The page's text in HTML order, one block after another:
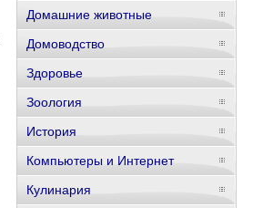
Домашние животные
Домоводство
Здоровье
Зоология
История
Компьютеры и Интернет
Кулинария